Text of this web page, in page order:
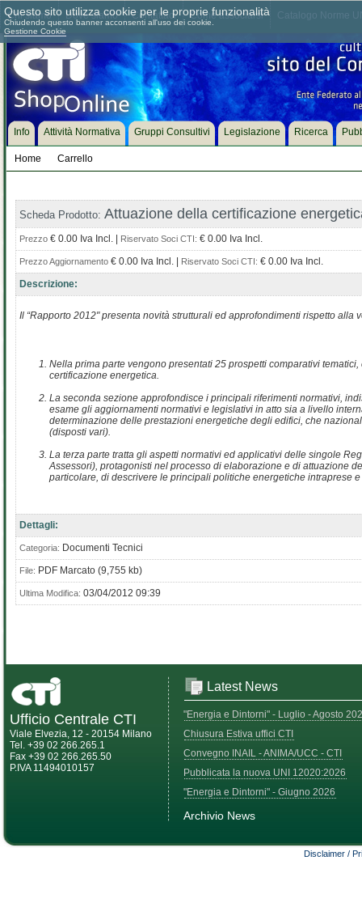
Chi siamo Dove siamo Contattaci Come associarsi
Info Attività Normativa Gruppi Consultivi Legislazione Ricerca
Home Carrello
Scheda Prodotto: Attuazione della certificazione
Prezzo € 0.00 Iva Incl. | Riservato Soci CTI: € 0.00 Iva Incl.
Prezzo Aggiornamento € 0.00 Iva Incl. | Riservato Soci CTI: € 0.00 Iva Incl.
Descrizione:
Il “Rapporto 2012" presenta novità strutturali ed approfondimenti rispetto
Nella prima parte vengono presentati 25 prospetti comparativi
certificazione energetica.
La seconda sezione approfondisce i principali riferimenti normativi,
esame gli aggiornamenti normativi e legislativi in atto sia a livello
determinazione delle prestazioni energetiche degli edifici, che
(disposti vari).
La terza parte tratta gli aspetti normativi ed applicativi delle singole
Assessori), protagonisti nel processo di elaborazione e di attuazione
particolare, di descrivere le principali politiche energetiche intraprese
Dettagli:
Categoria: Documenti Tecnici
File: PDF Marcato (9,755 kb)
Ultima Modifica: 03/04/2012 09:39
Ufficio Centrale CTI
Viale Elvezia, 12 - 20154 Milano
Tel. +39 02 266.265.1
Fax +39 02 266.265.50
P.IVA 11494010157
Latest News
"Energia e Dintorni" - Luglio - Agosto
Chiusura Estiva uffici CTI
Convegno INAIL - ANIMA/UCC - CTI
Pubblicata la nuova UNI 12020:2026
"Energia e Dintorni" - Giugno 2026
Archivio News
Disclaimer /
Questo sito utilizza cookie per le proprie funzionalità
Chiudendo questo banner acconsenti all'uso dei cookie.
Gestione Cookie